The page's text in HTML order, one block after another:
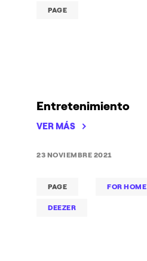
PAGE
Entretenimiento
VER MÁS
PAGE FOR HOME
DEEZER
23 NOVIEMBRE 2021